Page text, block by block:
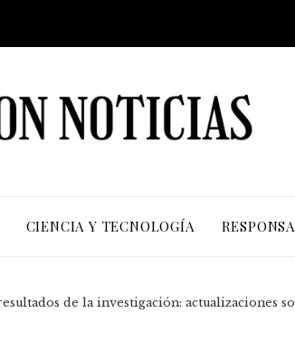
CIENCIA Y TECNOLOGÍA
de la investigación: actualizaciones